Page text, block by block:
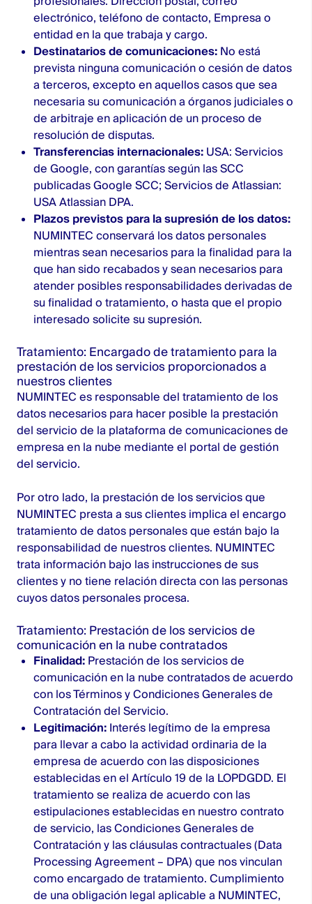
electrónico, teléfono de contacto, Empresa o
entidad en la que trabaja y cargo.
Destinatarios de comunicaciones: No está
prevista ninguna comunicación o cesión de datos
a terceros, excepto en aquellos casos que sea
necesaria su comunicación a órganos judiciales o
de arbitraje en aplicación de un proceso de
resolución de disputas.
Transferencias internacionales: USA: Servicios
de Google, con garantías según las SCC
publicadasGoogle SCC; Servicios de Atlassian:
USAAtlassian DPA.
Plazos previstos para la supresión de los datos:
NUMINTEC conservará los datos personales
mientras sean necesarios para la finalidad para la
que han sido recabados y sean necesarios para
atender posibles responsabilidades derivadas de
su finalidad o tratamiento, o hasta que el propio
interesado solicite su supresión.
Tratamiento: Encargado de tratamiento para la
prestación de los servicios proporcionados a
nuestros clientes
NUMINTEC es responsable del tratamiento de los
datos necesarios para hacer posible la prestación
del servicio de la plataforma de comunicaciones de
empresa en la nube mediante el portal de gestión
del servicio.
Por otro lado, la prestación de los servicios que
NUMINTEC presta a sus clientes implica el encargo
tratamiento de datos personales que están bajo la
responsabilidad de nuestros clientes. NUMINTEC
trata información bajo las instrucciones de sus
clientes y no tiene relación directa con las personas
cuyos datos personales procesa.
Tratamiento: Prestación de los servicios de
comunicación en la nube contratados
Finalidad: Prestación de los servicios de
comunicación en la nube contratados de acuerdo
con los Términos y Condiciones Generales de
Contratación del Servicio.
Legitimación: Interés legítimo de la empresa
para llevar a cabo la actividad ordinaria de la
empresa de acuerdo con las disposiciones
establecidas en el Artículo 19 de la LOPDGDD. El
tratamiento se realiza de acuerdo con las
estipulaciones establecidas en nuestro contrato
de servicio, las Condiciones Generales de
Contratación y las cláusulas contractuales (Data
Processing Agreement – DPA) que nos vinculan
como encargado de tratamiento. Cumplimiento
de una obligación legal aplicable a NUMINTEC,